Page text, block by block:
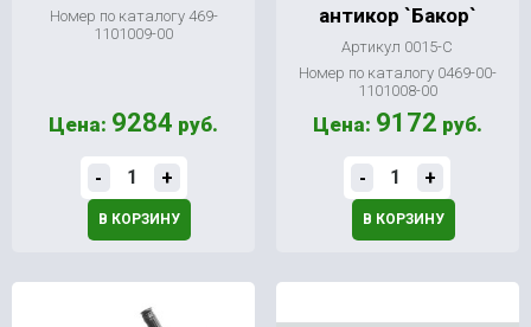
Номер по каталогу 469-
1101009-00
Цена: 9284 руб.
- +
В КОРЗИНУ
антикор `Бакор`
Артикул 0015-С
Номер по каталогу 0469-00-
1101008-00
Цена: 9172 руб.
- +
В КОРЗИНУ